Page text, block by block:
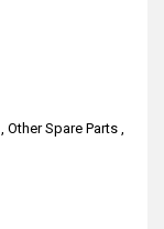
,Other Spare Parts ,